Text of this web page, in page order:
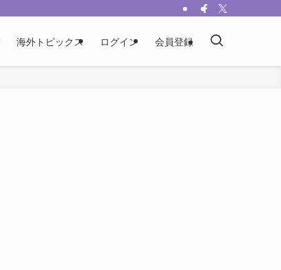
海外トピックス ログイン 会員登録